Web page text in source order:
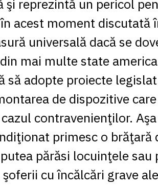
şi reprezintă un pericol
acest moment discutată
universală dacă se
mai multe state
să adopte proiecte
de dispozitive
contravenienţilor.
primesc o brăţară
părăsi locuinţele
cu încălcări grave